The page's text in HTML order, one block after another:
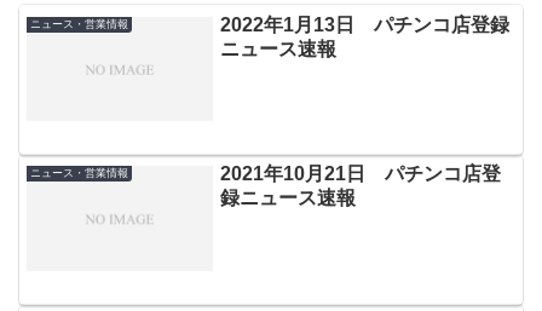
ニュース・営業情報
2022年1月13日 パチンコ店登録
ニュース速報
ニュース・営業情報
2021年10月21日 パチンコ店登
録ニュース速報